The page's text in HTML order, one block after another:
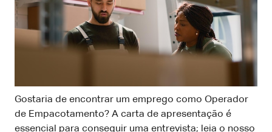
Gostaria de encontrar um emprego como Operador
de Empacotamento? A carta de apresentação é
essencial para conseguir uma entrevista; leia o nosso